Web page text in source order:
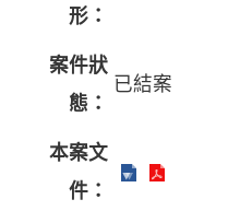
形：
案件狀
態：
已結案
本案文
件：